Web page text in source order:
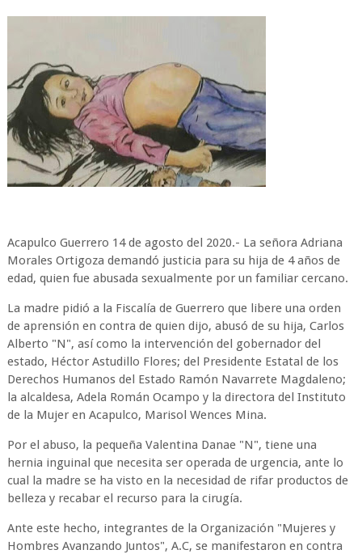
Acapulco Guerrero 14 de agosto del 2020.- La señora Adriana
Morales Ortigoza demandó justicia para su hija de 4 años de
edad, quien fue abusada sexualmente por un familiar cercano.
La madre pidió a la Fiscalía de Guerrero que libere una orden
de aprensión en contra de quien dijo, abusó de su hija, Carlos
Alberto "N", así como la intervención del gobernador del
estado, Héctor Astudillo Flores; del Presidente Estatal de los
Derechos Humanos del Estado Ramón Navarrete Magdaleno;
la alcaldesa, Adela Román Ocampo y la directora del Instituto
de la Mujer en Acapulco, Marisol Wences Mina.
Por el abuso, la pequeña Valentina Danae "N", tiene una
hernia inguinal que necesita ser operada de urgencia, ante lo
cual la madre se ha visto en la necesidad de rifar productos de
belleza y recabar el recurso para la cirugía.
Ante este hecho, integrantes de la Organización "Mujeres y
Hombres Avanzando Juntos", A.C, se manifestaron en contra